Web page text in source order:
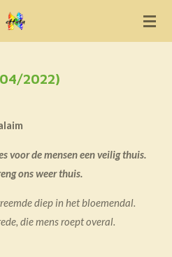
2022)
voor de mensen een veilig thuis.
ons weer thuis.
diep in het bloemendal.
die mens roept overal.